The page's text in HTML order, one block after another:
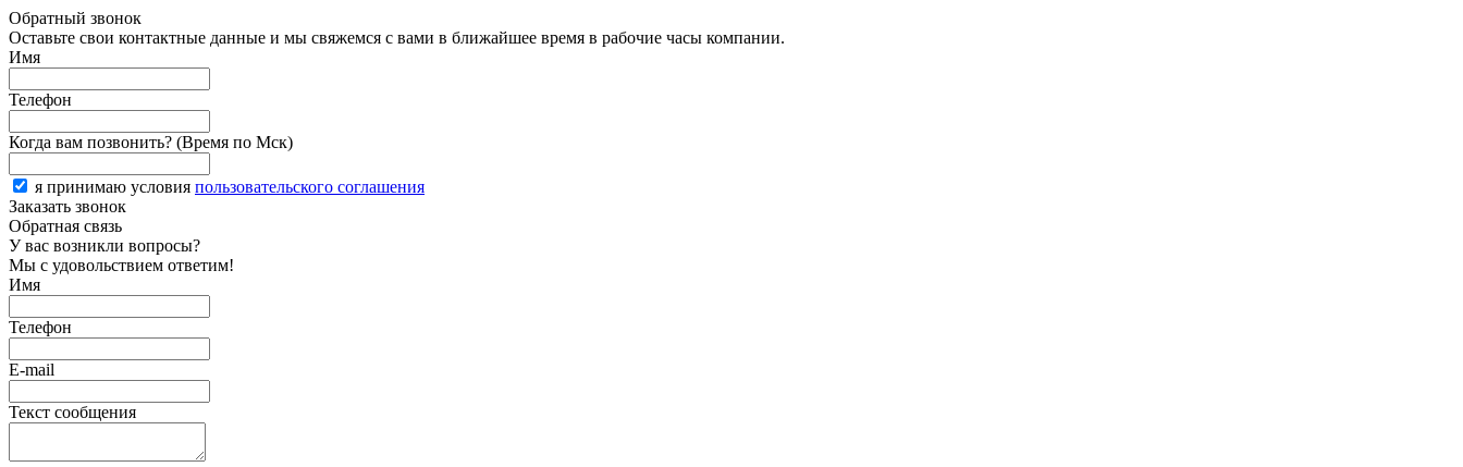
Обратный звонок
Оставьте свои контактные данные и мы свяжемся с вами в ближайшее время в рабочие часы компании.
Имя
Телефон
Когда вам позвонить? (Время по Мск)
я принимаю условия пользовательского соглашения
Заказать звонок
Обратная связь
У вас возникли вопросы?
Мы с удовольствием ответим!
Имя
Телефон
E-mail
Текст сообщения